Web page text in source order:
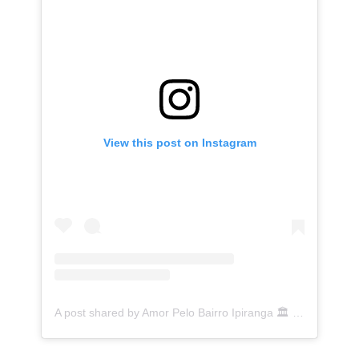
View this post on Instagram
A post shared by Amor Pelo Bairro Ipiranga 🏛 (@ipirangafeelings)